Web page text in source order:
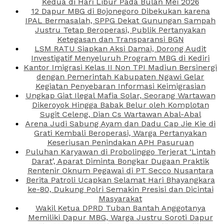
12 Dapur MBG di Bojonegoro Dibekukan karena
IPAL Bermasalah, SPPG Dekat Gunungan Sampah
Justru Tetap Beroperasi, Publik Pertanyakan
Ketegasan dan Transparansi BGN
LSM RATU Siapkan Aksi Damai, Dorong Audit
Investigatif Menyeluruh Program MBG di Kediri
Kantor Imigrasi Kelas II Non TPI Madiun Bersinergi
dengan Pemerintah Kabupaten Ngawi Gelar
Kegiatan Penyebaran Informasi Keimigrasian
Ungkap Giat Ilegal Mafia Solar, Seorang Wartawan
Dikeroyok Hingga Babak Belur oleh Komplotan
Sugit Celeng, Dian Cs Wartawan Abal-Abal
Arena Judi Sabung Ayam dan Dadu Cap Jie Kie di
Grati Kembali Beroperasi, Warga Pertanyakan
Keseriusan Penindakan APH Pasuruan
Puluhan Karyawan di Probolinggo Terjerat ‘Lintah
Darat’, Aparat Diminta Bongkar Dugaan Praktik
Rentenir Oknum Pegawai di PT Secco Nusantara
Berita Patroli Ucapkan Selamat Hari Bhayangkara
ke-80, Dukung Polri Semakin Presisi dan Dicintai
Masyarakat
Wakil Ketua DPRD Tuban Bantah Anggotanya
Memiliki Dapur MBG, Warga Justru Soroti Dapur